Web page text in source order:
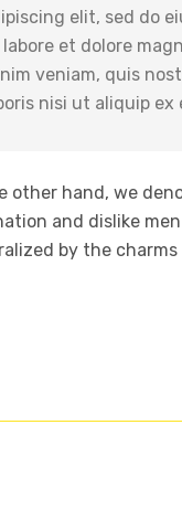
elit, sed do
et dolore
veniam, quis
nisi ut aliquip ex
other hand, we
and dislike
by the